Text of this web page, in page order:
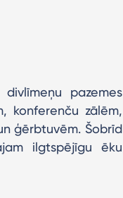
pazemes
konferenču zālēm,
ģērbtuvēm. Šobrīd
ilgtspējīgu ēku